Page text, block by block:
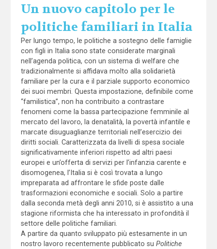
Un nuovo capitolo per le
politiche familiari in Italia
Per lungo tempo, le politiche a sostegno delle famiglie
con figli in Italia sono state considerate marginali
nell’agenda politica, con un sistema di welfare che
tradizionalmente si affidava molto alla solidarietà
familiare per la cura e il parziale supporto economico
dei suoi membri. Questa impostazione, definibile come
“familistica”, non ha contribuito a contrastare
fenomeni come la bassa partecipazione femminile al
mercato del lavoro, la denatalità, la povertà infantile e
marcate disuguaglianze territoriali nell’esercizio dei
diritti sociali. Caratterizzata da livelli di spesa sociale
significativamente inferiori rispetto ad altri paesi
europei e un’offerta di servizi per l’infanzia carente e
disomogenea, l’Italia si è così trovata a lungo
impreparata ad affrontare le sfide poste dalle
trasformazioni economiche e sociali. Solo a partire
dalla seconda metà degli anni 2010, si è assistito a una
stagione riformista che ha interessato in profondità il
settore delle politiche familiari.
A partire da quanto sviluppato più estesamente in un
nostro lavoro recentemente pubblicato su Politiche